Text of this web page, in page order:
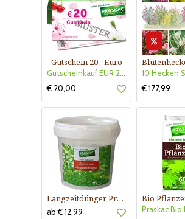
Gutschein 20.- Euro
Gutscheinkauf EUR 20.-
€ 20,00
€ 177,99
Langzeitdünger Praskac
ab € 12,99